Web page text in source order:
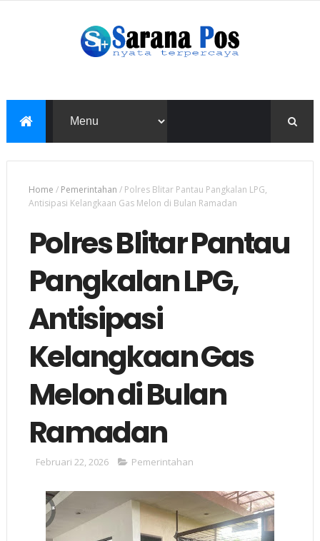
Home / Pemerintahan / Polres Blitar Pantau Pangkalan LPG,
Antisipasi Kelangkaan Gas Melon di Bulan Ramadan
Polres Blitar Pantau
Pangkalan LPG,
Antisipasi
Kelangkaan Gas
Melon di Bulan
Ramadan
Februari 22, 2026 Pemerintahan